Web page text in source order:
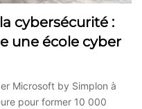
cybersécurité :
une école cyber
Microsoft by Simplon à
pour former 10 000